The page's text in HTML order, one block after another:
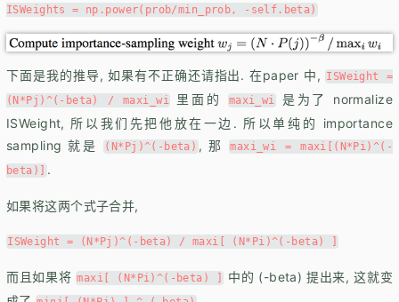
ISWeights = np.power(prob/min_prob, -self.beta)
下面是我的推导, 如果有不正确还请指出. 在paper 中, ISWeight =
(N*Pj)^(-beta) / maxi_wi
里面的 maxi_wi
是为了 normalize
ISWeight, 所以我们先把他放在一边. 所以单纯的 importance
sampling 就是
(N*Pj)^(-beta) , 那
maxi_wi = maxi[(N*Pi)^(-
beta)]
.
如果将这两个式子合并,
ISWeight = (N*Pj)^(-beta) / maxi[ (N*Pi)^(-beta) ]
而且如果将 maxi[ (N*Pi)^(-beta) ]
中的 (-beta) 提出来, 这就变